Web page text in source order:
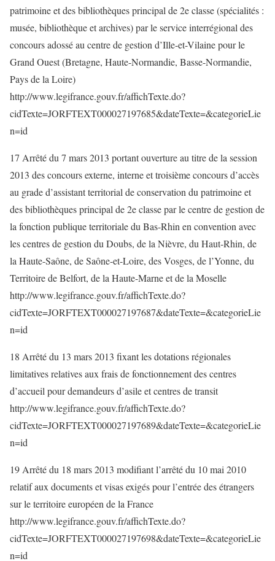
patrimoine et des bibliothèques principal de 2e classe (spécialités :
musée, bibliothèque et archives) par le service interrégional des
concours adossé au centre de gestion d’Ille-et-Vilaine pour le
Grand Ouest (Bretagne, Haute-Normandie, Basse-Normandie,
Pays de la Loire)
http://www.legifrance.gouv.fr/affichTexte.do?
cidTexte=JORFTEXT000027197685&dateTexte=&categorieLie
n=id
17 Arrêté du 7 mars 2013 portant ouverture au titre de la session
2013 des concours externe, interne et troisième concours d’accès
au grade d’assistant territorial de conservation du patrimoine et
des bibliothèques principal de 2e classe par le centre de gestion de
la fonction publique territoriale du Bas-Rhin en convention avec
les centres de gestion du Doubs, de la Nièvre, du Haut-Rhin, de
la Haute-Saône, de Saône-et-Loire, des Vosges, de l’Yonne, du
Territoire de Belfort, de la Haute-Marne et de la Moselle
http://www.legifrance.gouv.fr/affichTexte.do?
cidTexte=JORFTEXT000027197687&dateTexte=&categorieLie
n=id
18 Arrêté du 13 mars 2013 fixant les dotations régionales
limitatives relatives aux frais de fonctionnement des centres
d’accueil pour demandeurs d’asile et centres de transit
http://www.legifrance.gouv.fr/affichTexte.do?
cidTexte=JORFTEXT000027197689&dateTexte=&categorieLie
n=id
19 Arrêté du 18 mars 2013 modifiant l’arrêté du 10 mai 2010
relatif aux documents et visas exigés pour l’entrée des étrangers
sur le territoire européen de la France
http://www.legifrance.gouv.fr/affichTexte.do?
cidTexte=JORFTEXT000027197698&dateTexte=&categorieLie
n=id